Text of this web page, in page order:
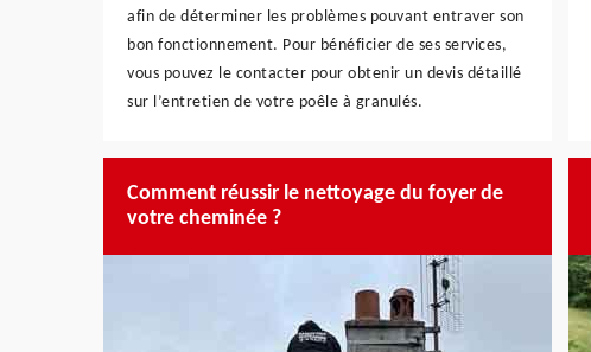
afin de déterminer les problèmes pouvant entraver son
bon fonctionnement. Pour bénéficier de ses services,
vous pouvez le contacter pour obtenir un devis détaillé
sur l’entretien de votre poêle à granulés.
Comment réussir le nettoyage du foyer de
votre cheminée ?